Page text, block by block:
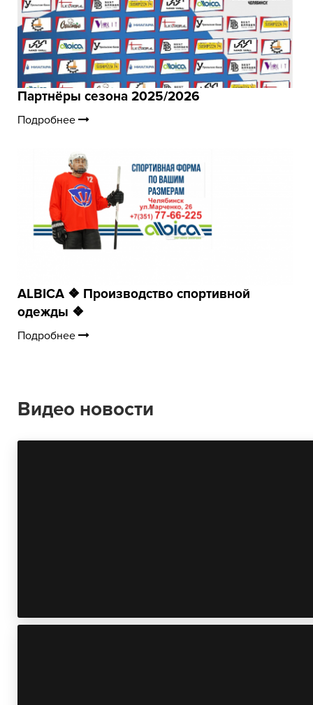
Партнёры сезона 2025/2026
Подробнее
ALBICA ❖ Производство спортивной
одежды ❖
Подробнее
Видео новости